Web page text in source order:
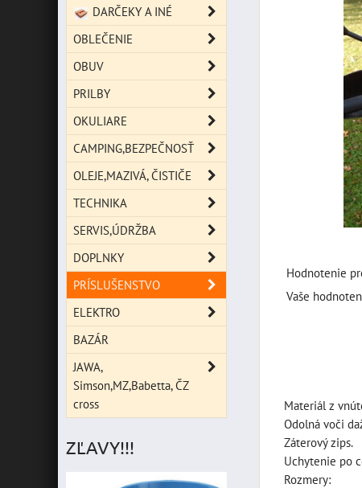
Hodnotenie
Vaše
Materiál z
Odolná voči
Záterový zips.
Uchytenie po
Rozmery:
DARČEKY A INÉ
OBLEČENIE
OBUV
PRILBY
OKULIARE
CAMPING,BEZPEČNOSŤ
OLEJE,MAZIVÁ, ČISTIČE
TECHNIKA
SERVIS,ÚDRŽBA
DOPLNKY
PRÍSLUŠENSTVO
ELEKTRO
BAZÁR
JAWA,
Simson,MZ,Babetta, ČZ
cross
ZĽAVY!!!